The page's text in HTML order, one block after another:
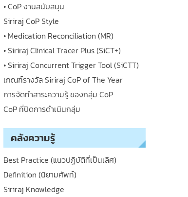
• CoP งานสนับสนุน
Siriraj CoP Style
• Medication Reconciliation (MR)
• Siriraj Clinical Tracer Plus (SiCT+)
• Siriraj Concurrent Trigger Tool (SiCTT)
เกณฑ์รางวัล Siriraj CoP of The Year
การจัดทำสาระความรู้ ของกลุ่ม CoP
CoP ที่ปิดการดำเนินกลุ่ม
คลังความรู้
Best Practice (แนวปฏิบัติที่เป็นเลิศ)
Definition (นิยามศัพท์)
Siriraj Knowledge